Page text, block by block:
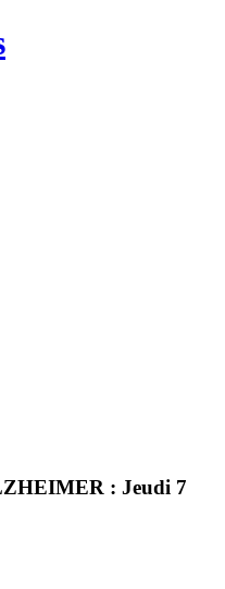
: Jeudi 7